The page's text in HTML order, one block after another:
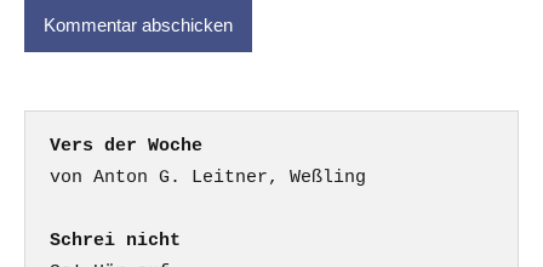
Vers der Woche
Schrei nicht